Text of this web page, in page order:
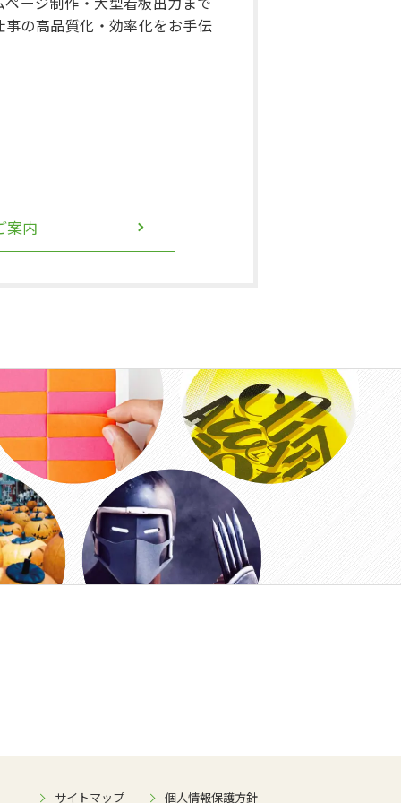
の高品質化・効率化をお手伝
案内
サイトマップ 個人情報保護方針